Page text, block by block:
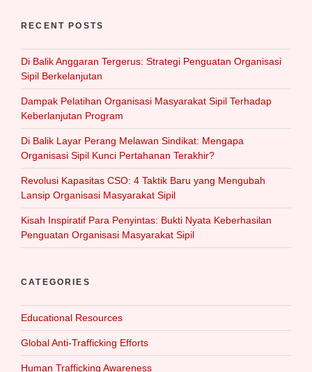
RECENT POSTS
Di Balik Anggaran Tergerus: Strategi Penguatan Organisasi
Sipil Berkelanjutan
Dampak Pelatihan Organisasi Masyarakat Sipil Terhadap
Keberlanjutan Program
Di Balik Layar Perang Melawan Sindikat: Mengapa
Organisasi Sipil Kunci Pertahanan Terakhir?
Revolusi Kapasitas CSO: 4 Taktik Baru yang Mengubah
Lansip Organisasi Masyarakat Sipil
Kisah Inspiratif Para Penyintas: Bukti Nyata Keberhasilan
Penguatan Organisasi Masyarakat Sipil
CATEGORIES
Educational Resources
Global Anti-Trafficking Efforts
Human Trafficking Awareness